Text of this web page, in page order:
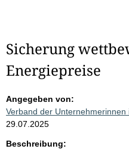
Sicherung
Energiepreise
Angegeben von:
Verband der
29.07.2025
Beschreibung: